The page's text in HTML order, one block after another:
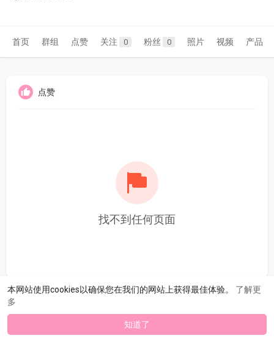
本网站使用cookies以确保您在我们的网站上获得最佳体验。 了解更
多
知道了
首页 群组 点赞 关注 0 粉丝 0 照片 视频 产品
点赞
找不到任何页面